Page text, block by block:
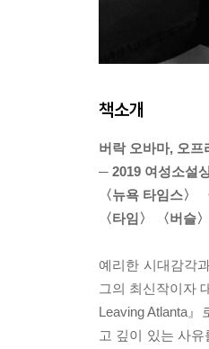
책소개
버락 오바마, 오프
─ 2019 여성소설
〈뉴욕 타임스〉
〈타임〉 〈버슬
예리한 시대감각
그의 최신작이자
Leaving Atlanta
고 깊이 있는 사